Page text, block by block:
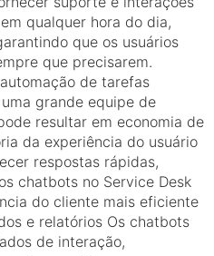
qualquer hora do dia,
que os usuários
que precisarem.
de tarefas
grande equipe de
resultar em economia de
da experiência do usuário
respostas rápidas,
chatbots no Service Desk
do cliente mais eficiente
e relatórios Os chatbots
de interação,